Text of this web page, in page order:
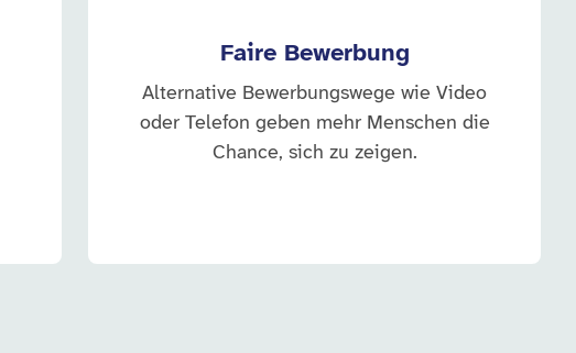
Faire Bewerbung
Alternative Bewerbungswege wie Video
oder Telefon geben mehr Menschen die
Chance, sich zu zeigen.